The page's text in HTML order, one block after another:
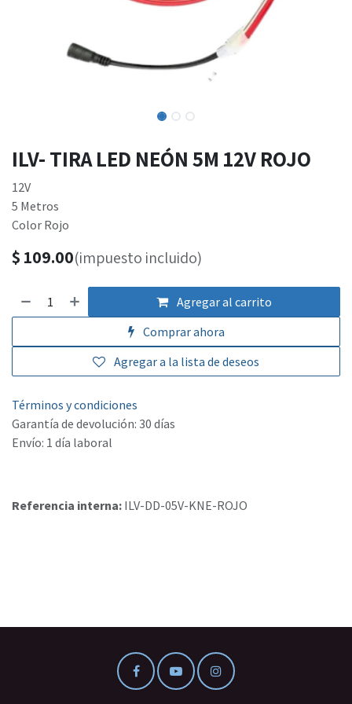
ILV- TIRA LED NEÓN 5M 12V ROJO
12V
5 Metros
Color Rojo
$ 109.00(impuesto incluido)
Agregar al carrito
Comprar ahora
Agregar a la lista de deseos
Términos y condiciones
Garantía de devolución: 30 días
Envío: 1 día laboral
Referencia interna: ILV-DD-05V-KNE-ROJO